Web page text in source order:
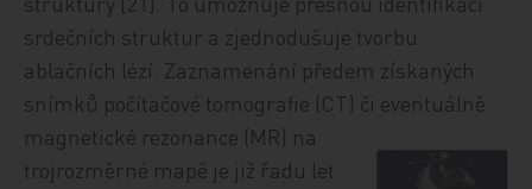
srdečních struktur a zjednodušuje tvorbu
ablačních lézí. Zaznamenání předem získaných
snímků počítačové tomografie (CT) či eventuálně
magnetické rezonance (MR) na
trojrozměrné mapě je již řadu let